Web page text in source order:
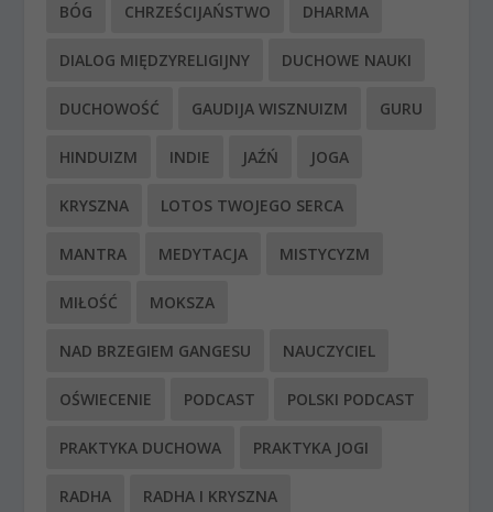
BÓG CHRZEŚCIJAŃSTWO DHARMA
DIALOG MIĘDZYRELIGIJNY DUCHOWE NAUKI
DUCHOWOŚĆ GAUDIJA WISZNUIZM GURU
HINDUIZM INDIE JAŹŃ JOGA
KRYSZNA LOTOS TWOJEGO SERCA
MANTRA MEDYTACJA MISTYCYZM
MIŁOŚĆ MOKSZA
NAD BRZEGIEM GANGESU NAUCZYCIEL
OŚWIECENIE PODCAST POLSKI PODCAST
PRAKTYKA DUCHOWA PRAKTYKA JOGI
RADHA RADHA I KRYSZNA